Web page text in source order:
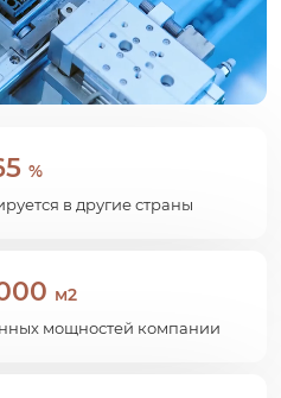
%
в другие страны
м2
мощностей компании